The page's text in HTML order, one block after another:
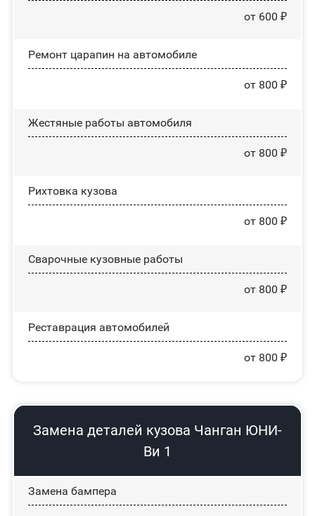
от 600 ₽
Ремонт царапин на автомобиле
от 800 ₽
Жестяные работы автомобиля
от 800 ₽
Рихтовка кузова
от 800 ₽
Сварочные кузовные работы
от 800 ₽
Реставрация автомобилей
от 800 ₽
Замена деталей кузова Чанган ЮНИ-
Ви 1
Замена бампера